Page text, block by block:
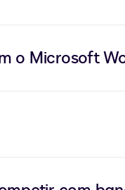
o Microsoft